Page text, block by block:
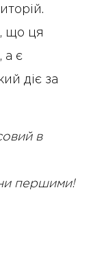
що ця
а є
діє за
в
першими!